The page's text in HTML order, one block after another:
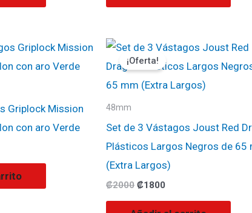
Griplock Mission
con aro Verde
¡Oferta!
48mm
Set de 3 Vástagos Joust Red
Plásticos Largos Negros de 65
(Extra Largos)
₡2000
El
precio
original
era:
₡2000.
₡1800
El
precio
actual
₡1800.